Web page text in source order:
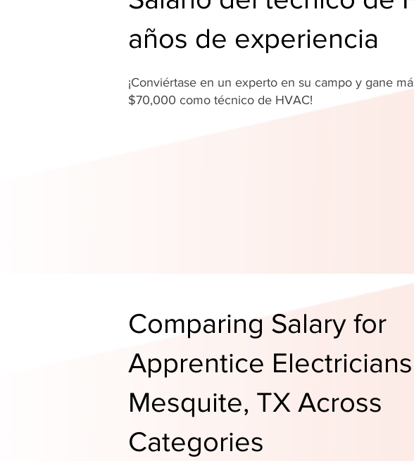
años de experiencia
¡Conviértase en un experto en su campo y gane
$70,000 como técnico de HVAC!
Comparing Salary for
Apprentice
Mesquite, TX Across
Categories